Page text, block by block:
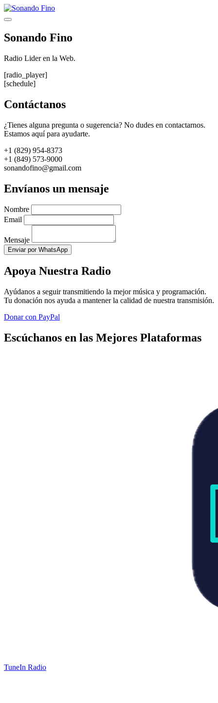
Saltar
al
Menú
Sonando Fino
Radio Lider en la Web.
[radio_player]
[schedule]
Contáctanos
¿Tienes alguna pregunta o sugerencia? No dudes en contactarnos.
Estamos aquí para ayudarte.
+1 (829) 954-8373
+1 (849) 573-9000
sonandofino@gmail.com
Envíanos un mensaje
Nombre
Email
Mensaje
Enviar por WhatsApp
Apoya Nuestra Radio
Ayúdanos a seguir transmitiendo la mejor música y programación.
Tu donación nos ayuda a mantener la calidad de nuestra transmisión.
Donar con PayPal
Escúchanos en las Mejores Plataformas
TuneIn Radio